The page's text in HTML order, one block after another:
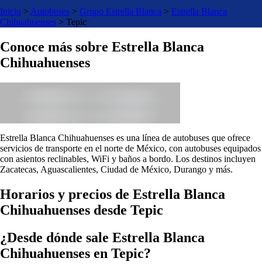
Inicio > Autobuses > Grupo Estrella Blanca > Estrella Blanca
Chihuahuenses > Tepic
Conoce más sobre Estrella Blanca
Chihuahuenses
Estrella Blanca Chihuahuenses es una línea de autobuses que ofrece
servicios de transporte en el norte de México, con autobuses equipados
con asientos reclinables, WiFi y baños a bordo. Los destinos incluyen
Zacatecas, Aguascalientes, Ciudad de México, Durango y más.
Horarios y precios de Estrella Blanca
Chihuahuenses desde Tepic
¿Desde dónde sale Estrella Blanca
Chihuahuenses en Tepic?